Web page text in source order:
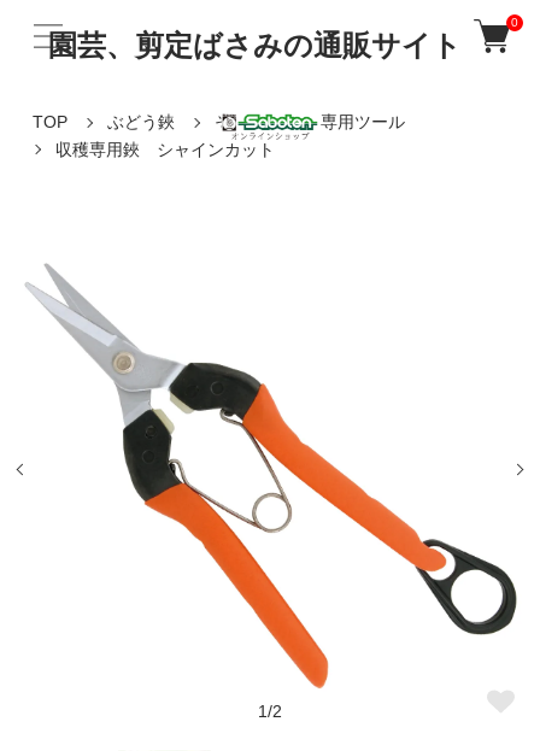
園芸、剪定ばさみの通販サイト
0
TOP ぶどう鋏
その他 ぶどう専用ツール
収穫専用鋏 シャインカット
1/2